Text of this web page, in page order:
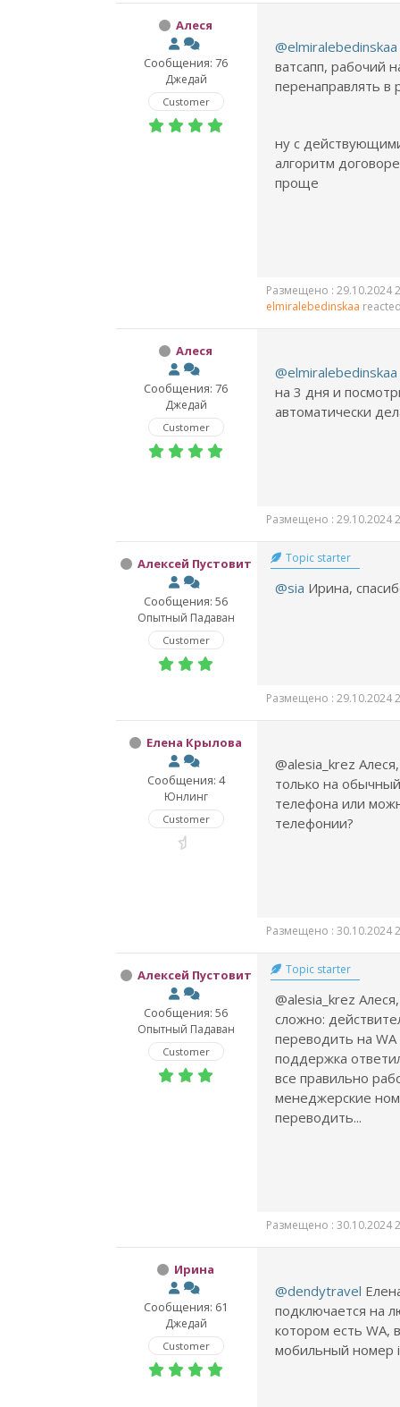
Алеся
Сообщения: 76
Джедай
Customer
@elmiralebedinskaa
ватсапп, рабочий
перенаправлять в
ну с
алгоритм
проще
Размещено : 29.10.2024
elmiralebedinskaa
Алеся
Сообщения: 76
Джедай
Customer
@elmiralebedinskaa
на 3 дня и
автоматически
Размещено : 29.10.2024
Алексей Пустовит
Сообщения: 56
Опытный Падаван
Customer
Topic starter
@sia Ирина,
Размещено : 29.10.2024
Елена Крылова
Сообщения: 4
Юнлинг
Customer
@alesia_krez
только на
телефона или
телефонии?
Размещено : 30.10.2024
Алексей Пустовит
Сообщения: 56
Опытный Падаван
Customer
Topic starter
@alesia_krez
сложно:
переводить на
поддержка
все правильно
менеджерские
переводить...
Размещено : 30.10.2024
Ирина
Сообщения: 61
Джедай
Customer
@dendytravel
подключается на
котором есть WA,
мобильный номер